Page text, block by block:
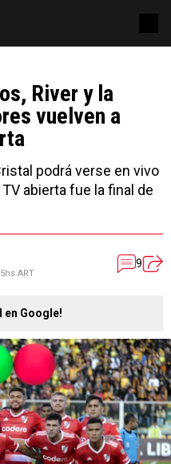
River y la
vuelven a
podrá verse en vivo
abierta fue la final de
ART
9
en Google!